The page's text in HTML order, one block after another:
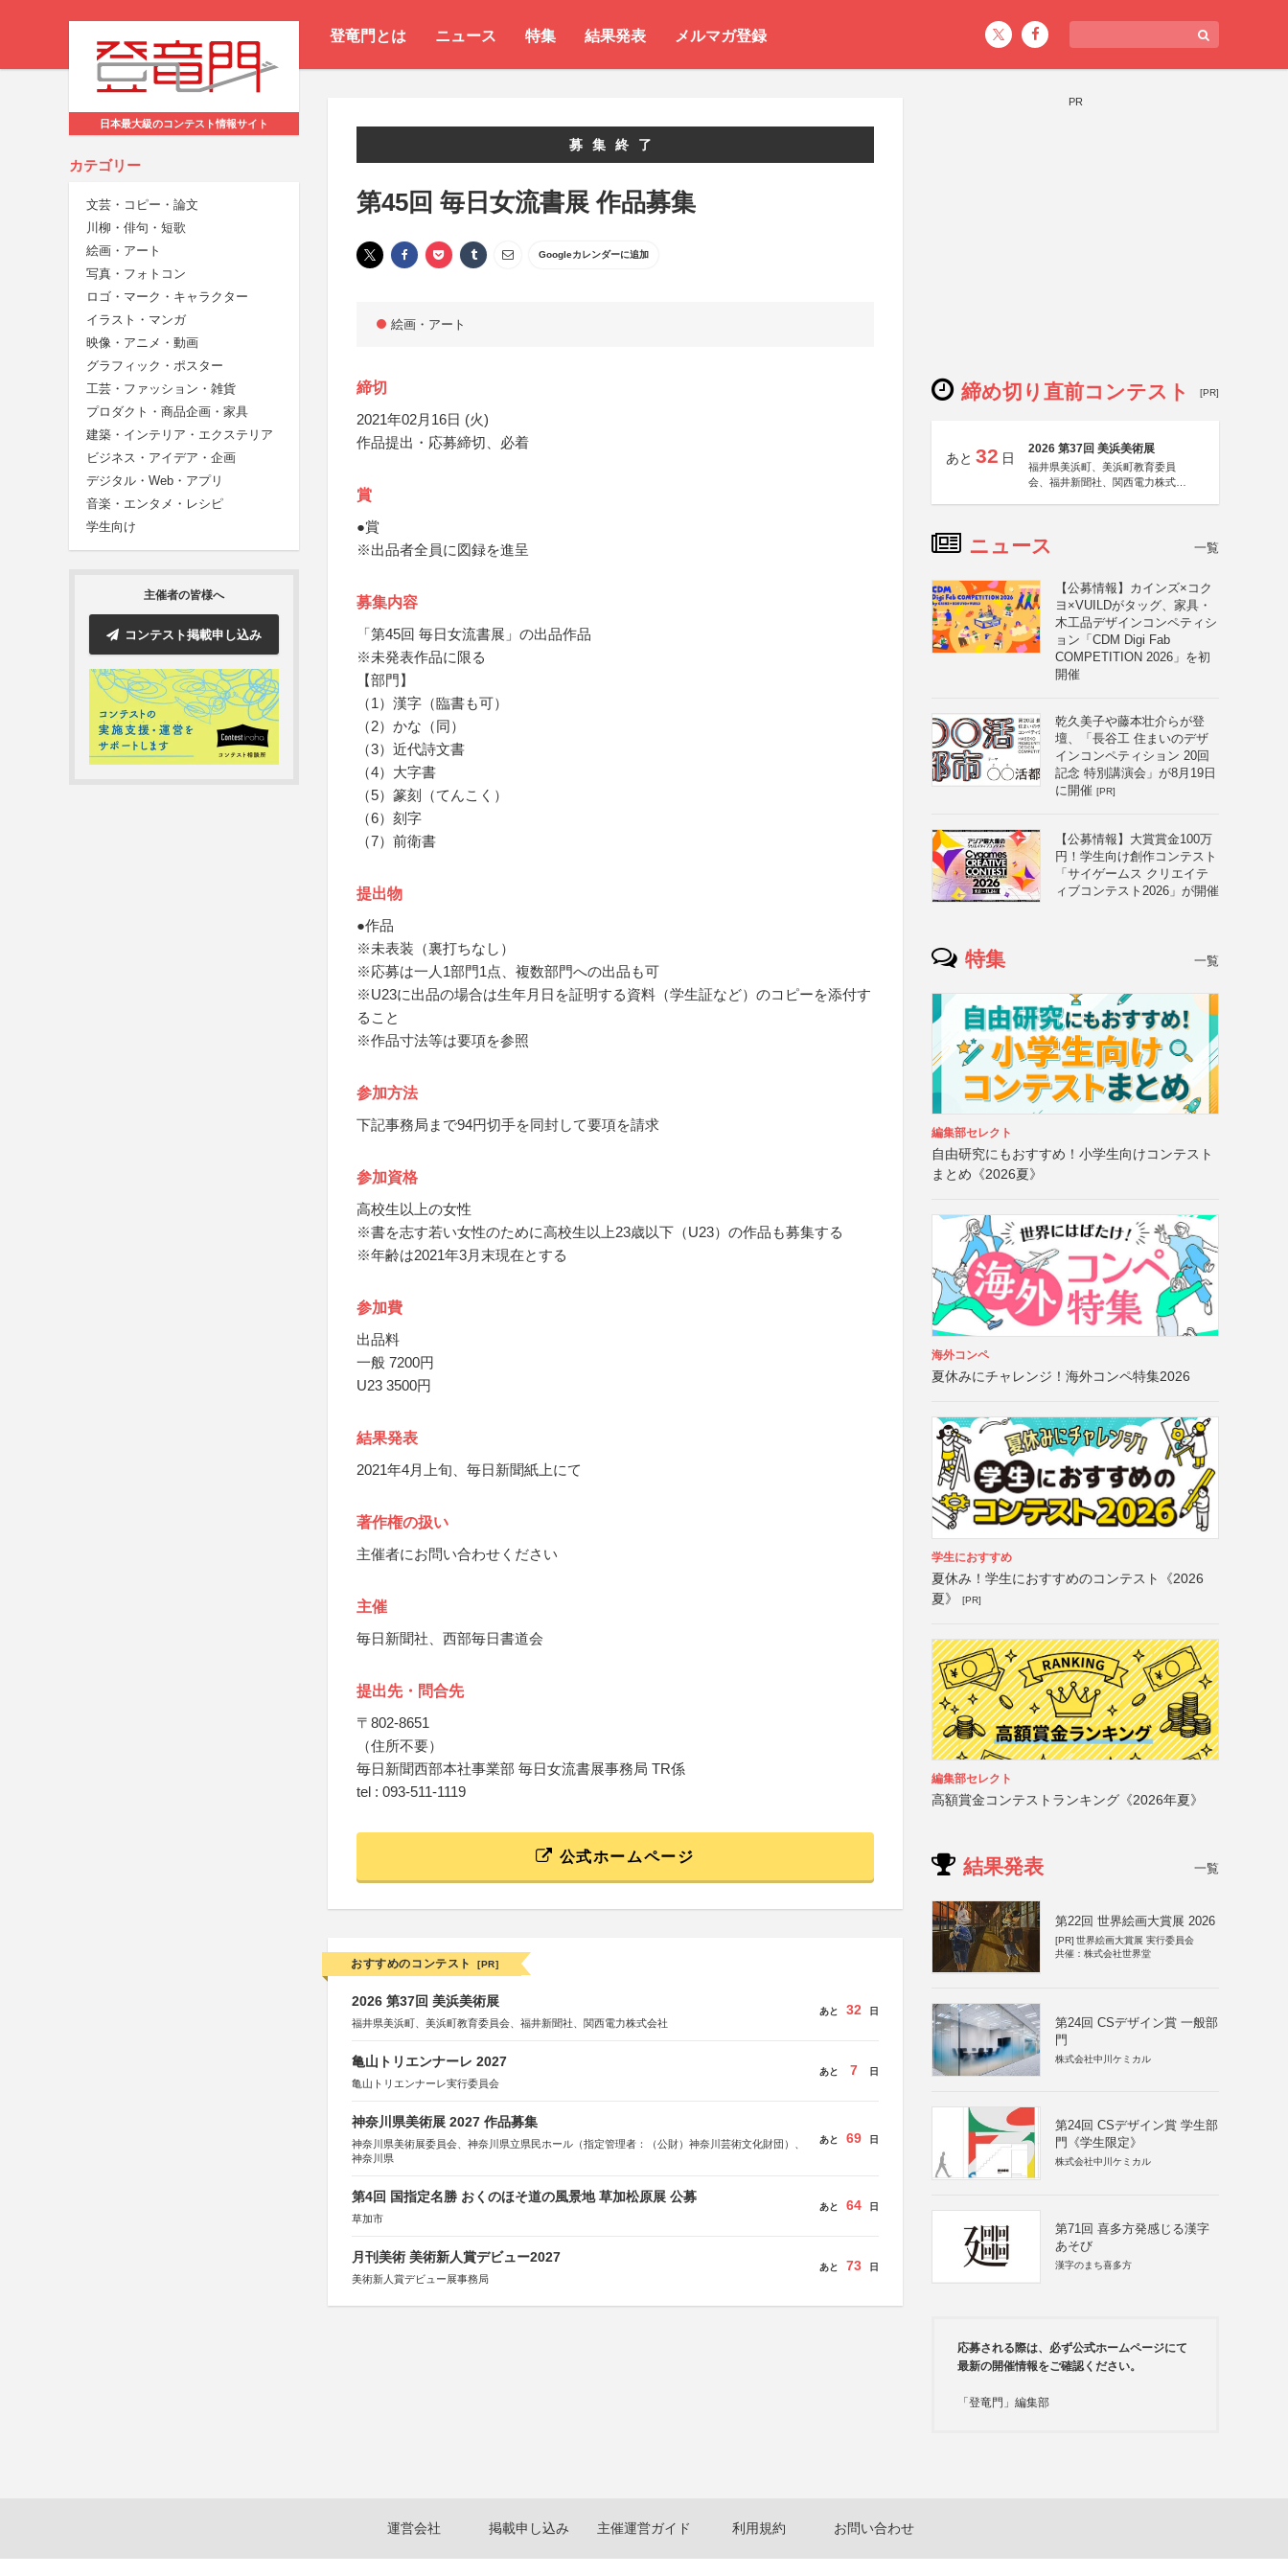
登竜門とは ニュース 特集 結果発表 メルマガ登録
日本最大級のコンテスト情報サイト
カテゴリー
文芸・コピー・論文
川柳・俳句・短歌
絵画・アート
写真・フォトコン
ロゴ・マーク・キャラクター
イラスト・マンガ
映像・アニメ・動画
グラフィック・ポスター
工芸・ファッション・雑貨
プロダクト・商品企画・家具
建築・インテリア・エクステリア
ビジネス・アイデア・企画
デジタル・Web・アプリ
音楽・エンタメ・レシピ
学生向け
主催者の皆様へ
コンテスト掲載申し込み
募集終了
第45回 毎日女流書展 作品募集
Googleカレンダーに追加
絵画・アート
締切
2021年02月16日 (火)
作品提出・応募締切、必着
賞
●賞
※出品者全員に図録を進呈
募集内容
「第45回 毎日女流書展」の出品作品
※未発表作品に限る
【部門】
（1）漢字（臨書も可）
（2）かな（同）
（3）近代詩文書
（4）大字書
（5）篆刻（てんこく）
（6）刻字
（7）前衛書
提出物
●作品
※未表装（裏打ちなし）
※応募は一人1部門1点、複数部門への出品も可
※U23に出品の場合は生年月日を証明する資料（学生証など）のコピーを添付す
ること
※作品寸法等は要項を参照
参加方法
下記事務局まで94円切手を同封して要項を請求
参加資格
高校生以上の女性
※書を志す若い女性のために高校生以上23歳以下（U23）の作品も募集する
※年齢は2021年3月末現在とする
参加費
出品料
一般 7200円
U23 3500円
結果発表
2021年4月上旬、毎日新聞紙上にて
著作権の扱い
主催者にお問い合わせください
主催
毎日新聞社、西部毎日書道会
提出先・問合先
〒802-8651
（住所不要）
毎日新聞西部本社事業部 毎日女流書展事務局 TR係
tel : 093-511-1119
公式ホームページ
おすすめのコンテスト [PR]
2026 第37回 美浜美術展
福井県美浜町、美浜町教育委員会、福井新聞社、関西電力株式会社
あと 32 日
亀山トリエンナーレ 2027
亀山トリエンナーレ実行委員会
あと 7 日
神奈川県美術展 2027 作品募集
神奈川県美術展委員会、神奈川県立県民ホール（指定管理者：（公財）神奈川芸術文化財団）、
神奈川県
あと 69 日
第4回 国指定名勝 おくのほそ道の風景地 草加松原展 公募
草加市
あと 64 日
月刊美術 美術新人賞デビュー2027
美術新人賞デビュー展事務局
あと 73 日
PR
締め切り直前コンテスト [PR]
あと 32 日
2026 第37回 美浜美術展
福井県美浜町、美浜町教育委員
会、福井新聞社、関西電力株式会
ニュース 一覧
【公募情報】カインズ×コク
ヨ×VUILDがタッグ、家具・
木工品デザインコンペティシ
ョン「CDM Digi Fab
COMPETITION 2026」を初
開催
乾久美子や藤本壮介らが登
壇、「長谷工 住まいのデザ
インコンペティション 20回
記念 特別講演会」が8月19日
に開催 [PR]
【公募情報】大賞賞金100万
円！学生向け創作コンテスト
「サイゲームス クリエイテ
ィブコンテスト2026」が開催
特集 一覧
編集部セレクト
自由研究にもおすすめ！小学生向けコンテスト
まとめ《2026夏》
海外コンペ
夏休みにチャレンジ！海外コンペ特集2026
学生におすすめ
夏休み！学生におすすめのコンテスト《2026
夏》
[PR]
編集部セレクト
高額賞金コンテストランキング《2026年夏》
結果発表 一覧
第22回 世界絵画大賞展 2026
[PR] 世界絵画大賞展 実行委員会
共催：株式会社世界堂
第24回 CSデザイン賞 一般部
門
株式会社中川ケミカル
第24回 CSデザイン賞 学生部
門《学生限定》
株式会社中川ケミカル
第71回 喜多方発感じる漢字
あそび
漢字のまち喜多方
応募される際は、必ず公式ホームページにて
最新の開催情報をご確認ください。
「登竜門」編集部
運営会社 掲載申し込み 主催運営ガイド 利用規約 お問い合わせ